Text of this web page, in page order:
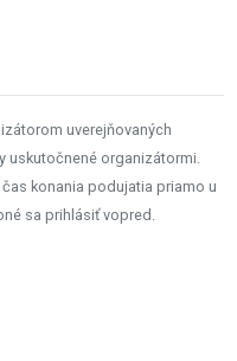
uverejňovaných
organizátormi.
konania podujatia priamo u
sa prihlásiť vopred.